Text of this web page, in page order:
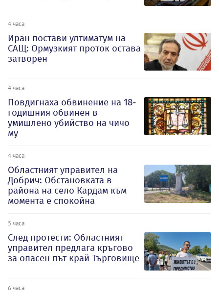
4 часа
Иран постави ултиматум на
САЩ: Ормузкият проток остава
затворен
4 часа
Повдигнаха обвинение на 18-
годишния обвинен в
умишлено убийство на чичо
му
4 часа
Oбластният управител на
Добрич: Обстановката в
района на село Кардам към
момента е спокойна
5 часа
След протести: Областният
управител предлага кръгово
за опасен път край Търговище
6 часа